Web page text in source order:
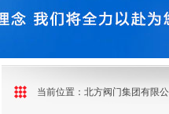
当前位置： 北方阀门集团有限